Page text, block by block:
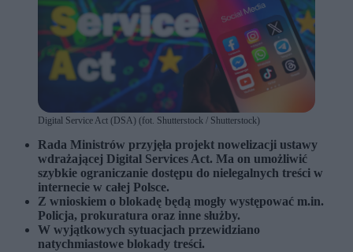
Digital Service Act (DSA) (fot. Shutterstock / Shutterstock)
Rada Ministrów przyjęła projekt nowelizacji ustawy
wdrażającej Digital Services Act. Ma on umożliwić
szybkie ograniczanie dostępu do nielegalnych treści w
internecie w całej Polsce.
Z wnioskiem o blokadę będą mogły występować m.in.
Policja, prokuratura oraz inne służby.
W wyjątkowych sytuacjach przewidziano
natychmiastowe blokady treści.